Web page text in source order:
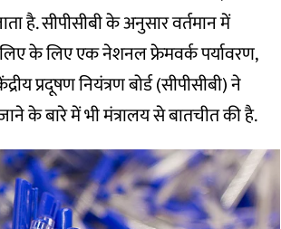
है. सीपीसीबी के अनुसार वर्तमान में
के लिए एक नेशनल फ्रेमवर्क पर्यावरण,
प्रदूषण नियंत्रण बोर्ड (सीपीसीबी) ने
के बारे में भी मंत्रालय से बातचीत की है.